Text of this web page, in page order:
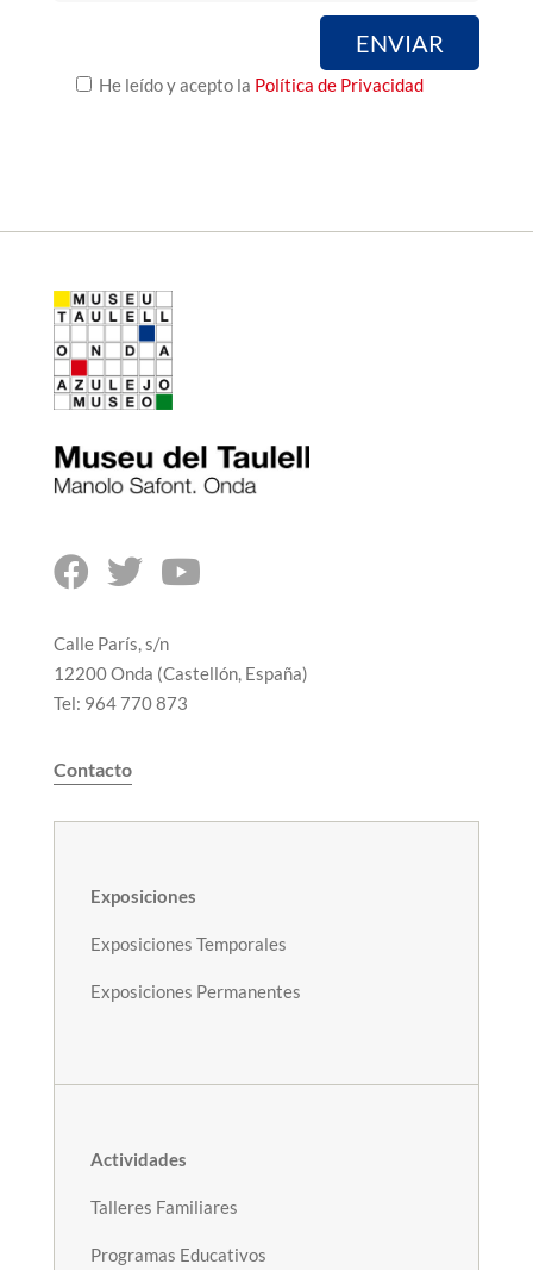
He leído y acepto la Política de Privacidad
  
Calle París, s/n
12200 Onda (Castellón, España)
Tel: 964 770 873
Contacto
Exposiciones
Exposiciones Temporales
Exposiciones Permanentes
Actividades
Talleres Familiares
Programas Educativos